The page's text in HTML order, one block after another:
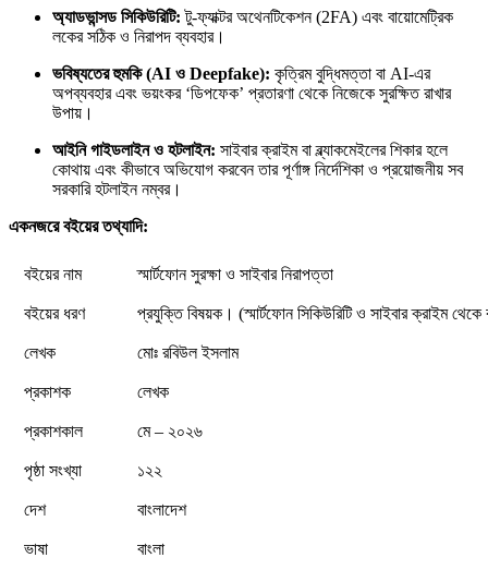
অ্যাডভান্সড সিকিউরিটি: টু-ফ্যাক্টর অথেনটিকেশন (2FA) এবং বায়োমেট্রিক
লকের সঠিক ও নিরাপদ ব্যবহার।
ভবিষ্যতের হুমকি (AI ও Deepfake): কৃত্রিম বুদ্ধিমত্তা বা AI-এর
অপব্যবহার এবং ভয়ংকর ‘ডিপফেক’ প্রতারণা থেকে নিজেকে সুরক্ষিত রাখার
উপায়।
আইনি গাইডলাইন ও হটলাইন: সাইবার ক্রাইম বা ব্ল্যাকমেইলের শিকার হলে
কোথায় এবং কীভাবে অভিযোগ করবেন তার পূর্ণাঙ্গ নির্দেশিকা ও প্রয়োজনীয় সব
সরকারি হটলাইন নম্বর।
একনজরে বইয়ের তথ্যাদি:
বইয়ের নাম স্মার্টফোন সুরক্ষা ও সাইবার নিরাপত্তা
বইয়ের ধরণ প্রযুক্তি বিষয়ক। (স্মার্টফোন সিকিউরিটি ও সাইবার ক্রাইম থেকে
লেখক মোঃ রবিউল ইসলাম
প্রকাশক লেখক
প্রকাশকাল মে – ২০২৬
পৃষ্ঠা সংখ্যা ১২২
দেশ বাংলাদেশ
ভাষা বাংলা